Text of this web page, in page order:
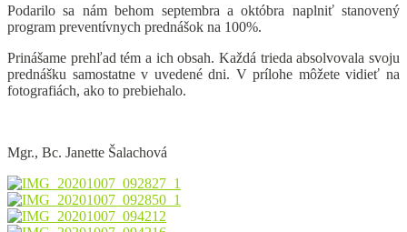
Podarilo sa nám behom septembra a októbra naplniť stanovený
program preventívnych prednášok na 100%.
Prinášame prehľad tém a ich obsah. Každá trieda absolvovala svoju
prednášku samostatne v uvedené dni. V prílohe môžete vidieť na
fotografiách, ako to prebiehalo.
Mgr., Bc. Janette Šalachová